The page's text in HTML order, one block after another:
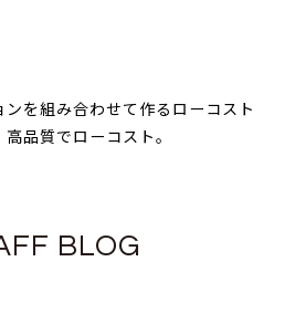
を組み合わせて作るローコスト
品質でローコスト。
BLOG